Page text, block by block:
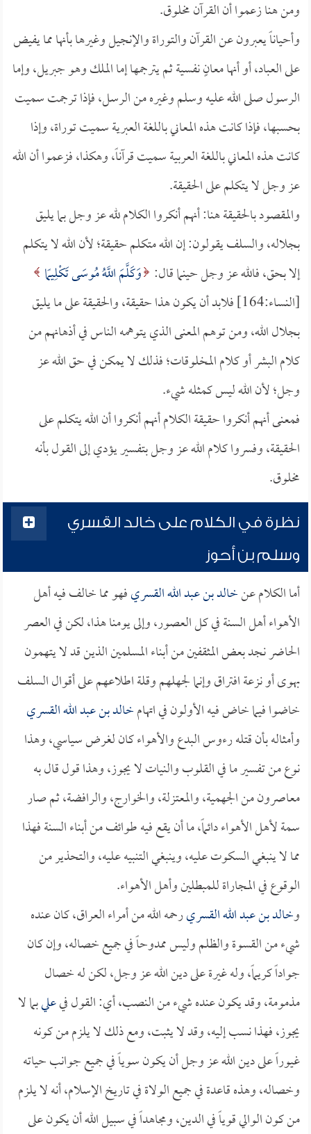
ومن هنا زعموا أن القرآن مخلوق.
وأحياناً يعبرون عن القرآن والتوراة والإنجيل وغيرها بأنها مما يفيض
على العباد، أو أنها معانٍ نفسية ثم يترجمها إما الملك وهو جبريل، وإما
الرسول صلى الله عليه وسلم وغيره من الرسل، فإذا ترجمت سميت
بحسبها، فإذا كانت هذه المعاني باللغة العبرية سميت توراة، وإذا
كانت هذه المعاني باللغة العربية سميت قرآناً، وهكذا، فزعموا أن الله
عز وجل لا يتكلم على الحقيقة.
والمقصود بالحقيقة هنا: أنهم أنكروا الكلام لله عز وجل بما يليق
بجلاله، والسلف يقولون: إن الله متكلم حقيقة؛ لأن الله لا يتكلم
إلا بحق، فالله عز وجل حينما قال: وَكَلَّمَ اللَّهُ مُوسَى تَكْلِيمًا
[النساء:164] فلابد أن يكون هذا حقيقة، والحقيقة على ما يليق
بجلال الله، ومن توهم المعنى الذي يتوهمه الناس في أذهانهم من
كلام البشر أو كلام المخلوقات؛ فذلك لا يمكن في حق الله عز
وجل؛ لأن الله ليس كمثله شيء.
فمعنى أنهم أنكروا حقيقة الكلام أنهم أنكروا أن الله يتكلم على
الحقيقة، وفسروا كلام الله عز وجل بتفسير يؤدي إلى القول بأنه
مخلوق.
نظرة في الكلام على خالد القسري
وسلم بن أحوز
أما الكلام عنخالد بن عبد الله القسريفهو مما خالف فيه أهل
الأهواء أهل السنة في كل العصور، وإلى يومنا هذا، لكن في العصر
الحاضر نجد بعض المثقفين من أبناء المسلمين الذين قد لا يتهمون
بهوى أو نزعة افتراق وإنما لجهلهم وقلة اطلاعهم على أقوال السلف
خاضوا فيما خاض فيه الأولون في اتهامخالد بن عبد الله القسري
وأمثاله بأن قتله رءوس البدع والأهواء كان لغرض سياسي، وهذا
نوع من تفسير ما في القلوب والنيات لا يجوز، وهذا قول قال به
معاصرون من الجهمية، والمعتزلة، والخوارج، والرافضة، ثم صار
سمة لأهل الأهواء دائماً، ما أن يقع فيه طوائف من أبناء السنة فهذا
مما لا ينبغي السكوت عليه، وينبغي التنبيه عليه، والتحذير من
الوقوع في المجاراة للمبطلين وأهل الأهواء.
وخالد بن عبد الله القسريرحمه الله من أمراء العراق، كان عنده
شيء من القسوة والظلم وليس ممدوحاً في جميع خصاله، وإن كان
جواداً كريماً، وله غيرة على دين الله عز وجل، لكن له خصال
مذمومة، وقد يكون عنده شيء من النصب، أي: القول فيعليبما لا
يجوز، فهذا نسب إليه، وقد لا يثبت، ومع ذلك لا يلزم من كونه
غيوراً على دين الله عز وجل أن يكون سوياً في جميع جوانب حياته
وخصاله، وهذه قاعدة في جميع الولاة في تاريخ الإسلام، أنه لا يلزم
من كون الوالي قوياً في الدين، ومجاهداً في سبيل الله أن يكون على